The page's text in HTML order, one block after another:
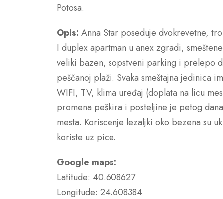
Potosa.
Opis: Anna Star poseduje dvokrevetne,
I duplex apartman u anex zgradi,
veliki bazen, sopstveni parking i prelepo
peščanoj plaži. Svaka smeštajna jedinica
WIFI, TV, klima uređaj (doplata na licu
promena peškira i posteljine je petog
mesta. Koriscenje lezaljki oko bezena su
koriste uz pice.
Google maps:
Latitude: 40.608627
Longitude: 24.608384